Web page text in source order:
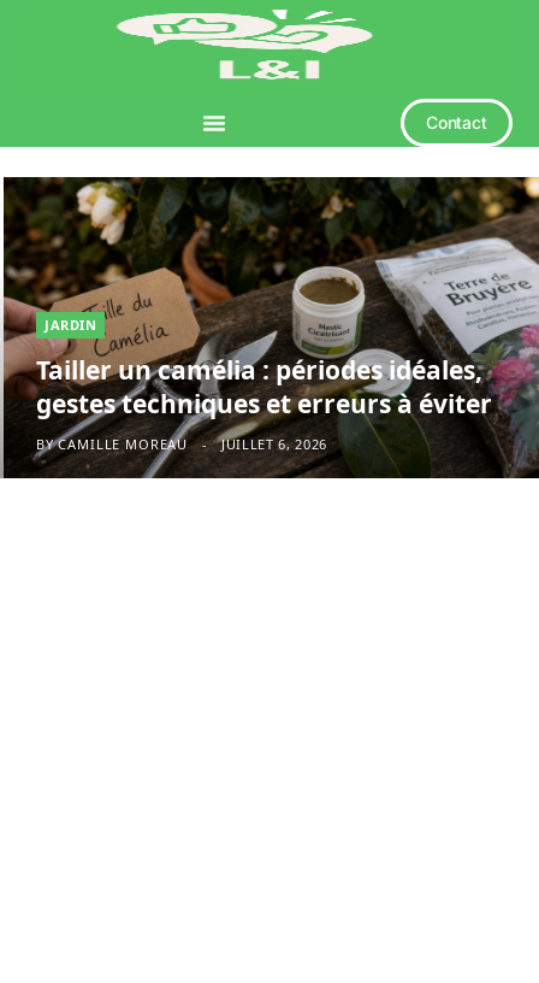
Contact
JARDIN
Tailler un camélia : périodes idéales,
gestes techniques et erreurs à éviter
BY CAMILLE MOREAU JUILLET 6, 2026